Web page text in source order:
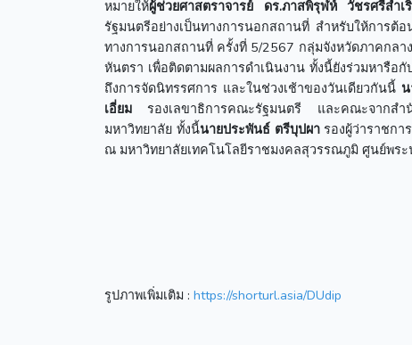
หมายให้ผู้ช่วยศาสตราจารย์ ดร.ภาสพิรุฬห์ วัชรศรีสำเ
รัฐมนตรีอย่างเป็นทางการนอกสถานที่ สำหรับให้การ
ทางการนอกสถานที่ ครั้งที่ 5/2567 กลุ่มจังหวัดภาคกล
หันตรา เพื่อติดตามผลการดำเนินงาน ทั้งนี้ยังร่วมหารือกั
ถึงการจัดนิทรรศการ และในช่วงเช้าของวันเดียวกันนี้
เอี่ยม รองเลขาธิการคณะรัฐมนตรี และคณะจากสำนั
มหาวิทยาลัย ทั้งนี้นายประพันธ์ ตรีบุปผารองผู้ว่าราชกา
ณ มหาวิทยาลัยเทคโนโลยีราชมงคลสุวรรณภูมิ ศูนย์พร
รูปภาพเพิ่มเติม : https://shorturl.asia/DUdip